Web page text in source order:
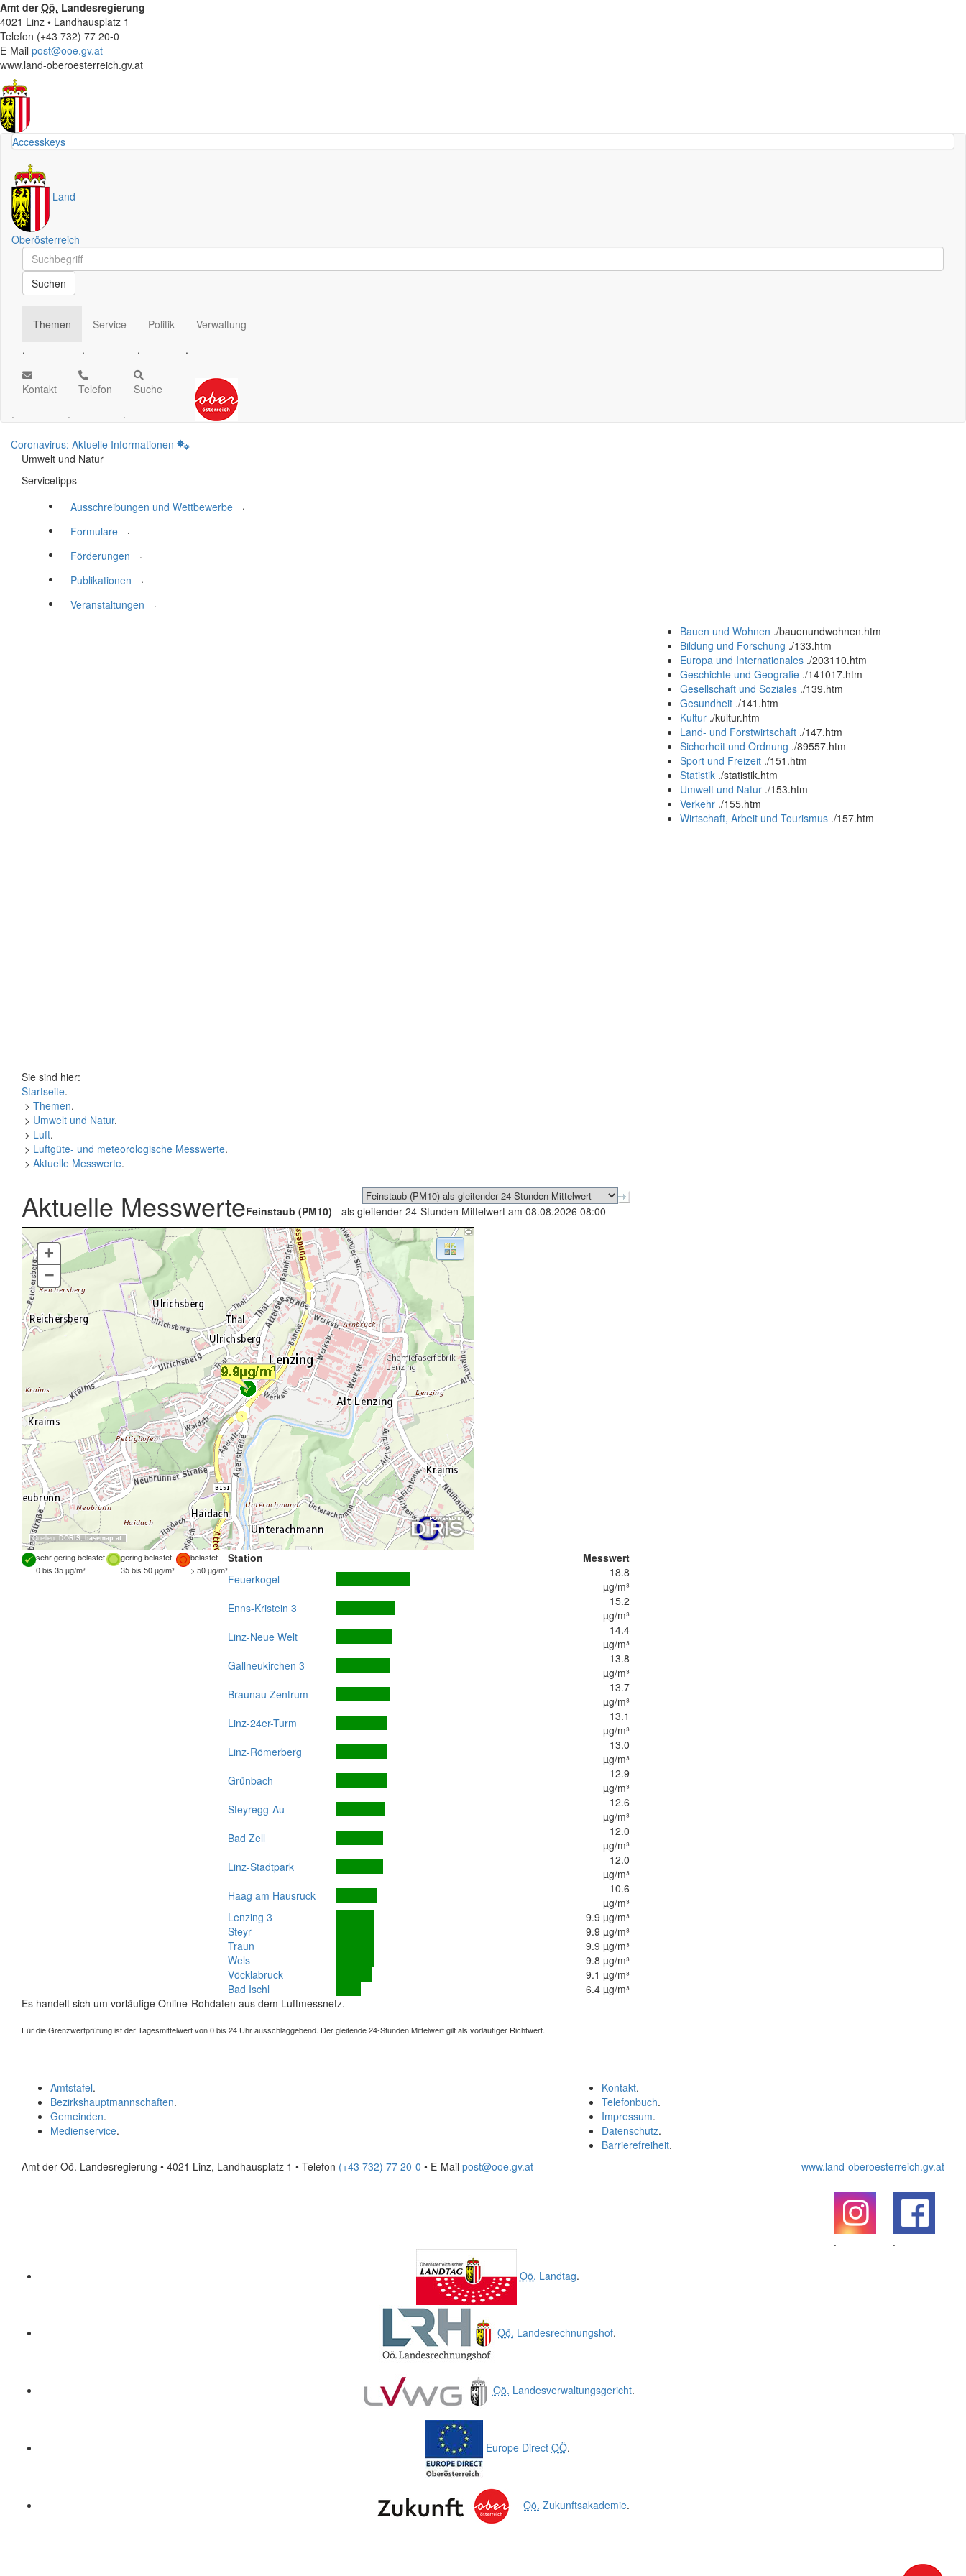
Amt derOö. Landesregierung
4021 Linz • Landhausplatz 1
Telefon (+43 732) 77 20-0
E-Mail post@ooe.gv.at
www.land-oberoesterreich.gv.at
Accesskeys
Land
Oberösterreich
Schnellsuche
Schnellsuche
Suchen
Themen
.
Service
.
Politik
.
Verwaltung
.
Kontakt
.
Telefon
.
Suche
.
Coronavirus: Aktuelle Informationen
Umwelt und Natur
Servicetipps
Ausschreibungen und Wettbewerbe
.
Formulare
.
Förderungen
.
Publikationen
.
Veranstaltungen
.
Bauen und Wohnen ./bauenundwohnen.htm
Bildung und Forschung ./133.htm
Europa und Internationales ./203110.htm
Geschichte und Geografie ./141017.htm
Gesellschaft und Soziales ./139.htm
Gesundheit ./141.htm
Kultur ./kultur.htm
Land- und Forstwirtschaft ./147.htm
Sicherheit und Ordnung ./89557.htm
Sport und Freizeit ./151.htm
Statistik ./statistik.htm
Umwelt und Natur ./153.htm
Verkehr ./155.htm
Wirtschaft, Arbeit und Tourismus ./157.htm
Sie sind hier:
Startseite.
> Themen.
> Umwelt und Natur.
> Luft.
> Luftgüte- und meteorologische Messwerte.
> Aktuelle Messwerte.
Aktuelle MesswerteFeinstaub (PM10) - als gleitender 24-Stunden Mittelwert am 08.08.2026 08:00
Quellen: DORIS, basemap.at
+
–
sehr gering belastet gering belastet
belastet
0 bis 35 µg/m³
35 bis 50 µg/m³ > 50 µg/m³
Station
Messwert
Feuerkogel
18.8
µg/m³
Enns-Kristein 3
15.2
µg/m³
Linz-Neue Welt
14.4
µg/m³
Gallneukirchen 3
13.8
µg/m³
Braunau Zentrum
13.7
µg/m³
Linz-24er-Turm
13.1
µg/m³
Linz-Römerberg
13.0
µg/m³
Grünbach
12.9
µg/m³
Steyregg-Au
12.6
µg/m³
Bad Zell
12.0
µg/m³
Linz-Stadtpark
12.0
µg/m³
Haag am Hausruck
10.6
µg/m³
Lenzing 3
9.9 µg/m³
Steyr
9.9 µg/m³
Traun
9.9 µg/m³
Wels
9.8 µg/m³
Vöcklabruck
9.1 µg/m³
Bad Ischl
6.4 µg/m³
Es handelt sich um vorläufige Online-Rohdaten aus dem Luftmessnetz.
Für die Grenzwertprüfung ist der Tagesmittelwert von 0 bis 24 Uhr ausschlaggebend. Der gleitende 24-Stunden Mittelwert gilt als vorläufiger Richtwert.
Kontakt.
Telefonbuch.
Impressum.
Datenschutz.
Barrierefreiheit.
Amtstafel.
Bezirkshauptmannschaften.
Gemeinden.
Medienservice.
Amt der Oö. Landesregierung • 4021 Linz, Landhausplatz 1 • Telefon (+43 732) 77 20-0 • E-Mail post@ooe.gv.at www.land-oberoesterreich.gv.at
.
.
Oö. Landtag.
Oö. Landesrechnungshof.
Oö. Landesverwaltungsgericht.
Europe Direct OÖ.
Oö. Zukunftsakademie.